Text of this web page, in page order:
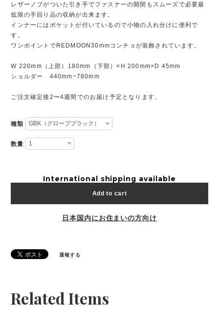
レザーノブがついた引き手でファスナーの開閉もスムーズで必要最
低限の手回り品の収納が出来ます。
インナーにはポケットが付いているので小物の入れ分けに便利で
す。
ワンポイントでREDMOON30mmコンチョが装飾されています。
W 220mm（上部）180mm（下部）×H 200mm×D 45mm
ショルダー 440mm~780mm
ご注文確定後2〜4週間でのお届け予定となります。
種類
数量
International shipping available
Add to cart
日本国内にお住まいの方向け
通報する
Related Items